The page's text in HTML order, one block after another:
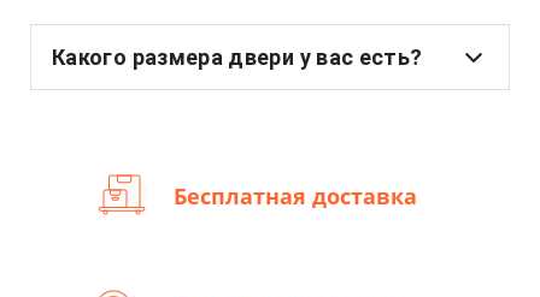
Какого размера двери у вас есть?
Бесплатная доставка